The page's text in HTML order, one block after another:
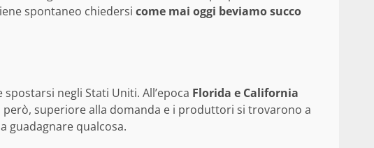
spontaneo chiedersi come mai oggi beviamo succo
spostarsi negli Stati Uniti. All’epoca Florida e California
superiore alla domanda e i produttori si trovarono a
guadagnare qualcosa.